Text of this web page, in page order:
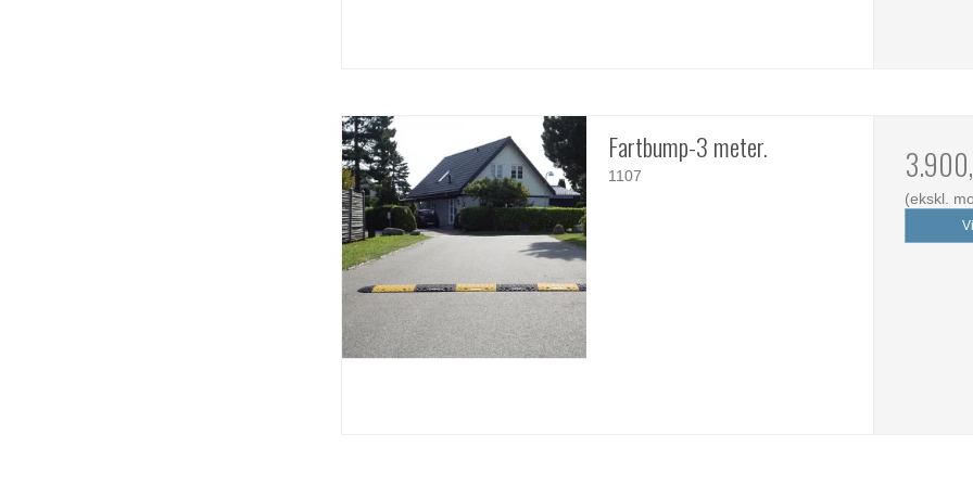
Fartbump-3 meter.
1107
(ekskl.